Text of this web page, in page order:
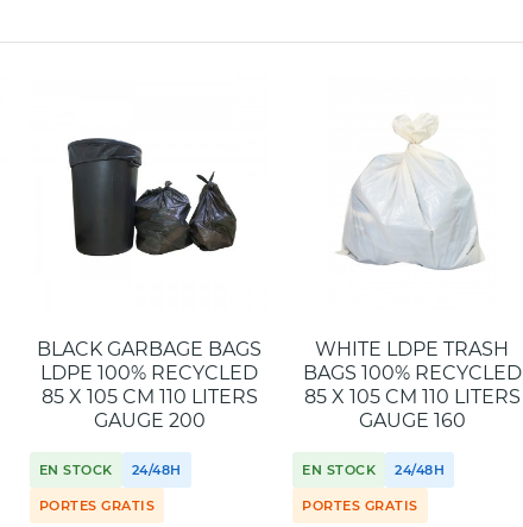
BLACK GARBAGE BAGS
LDPE 100% RECYCLED
85 X 105 CM 110 LITERS
GAUGE 200
EN STOCK 24/48H
PORTES GRATIS
WHITE LDPE TRASH
BAGS 100% RECYCLED
85 X 105 CM 110 LITERS
GAUGE 160
EN STOCK 24/48H
PORTES GRATIS